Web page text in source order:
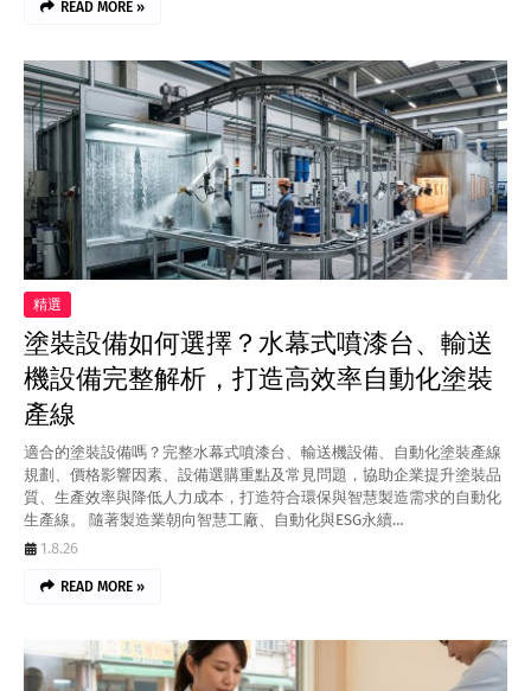
READ MORE »
精選
塗裝設備如何選擇？水幕式噴漆台、輸送
機設備完整解析，打造高效率自動化塗裝
產線
適合的塗裝設備嗎？完整水幕式噴漆台、輸送機設備、自動化塗裝產線
規劃、價格影響因素、設備選購重點及常見問題，協助企業提升塗裝品
質、生產效率與降低人力成本，打造符合環保與智慧製造需求的自動化
生產線。 隨著製造業朝向智慧工廠、自動化與ESG永續…
1.8.26
READ MORE »